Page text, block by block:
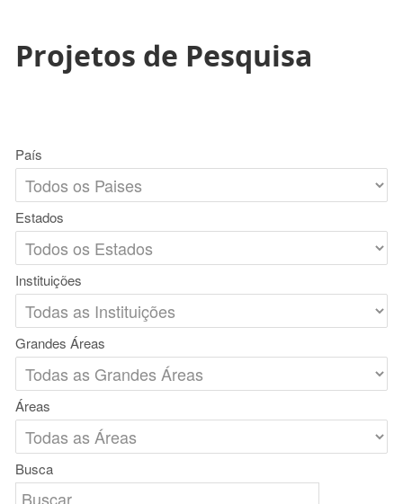
Projetos de Pesquisa
País
Estados
Instituições
Grandes Áreas
Áreas
Busca